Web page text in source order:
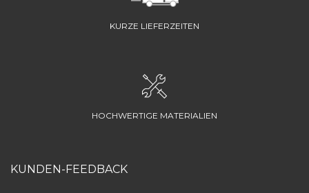
KURZE LIEFERZEITEN
HOCHWERTIGE MATERIALIEN
KUNDEN-FEEDBACK